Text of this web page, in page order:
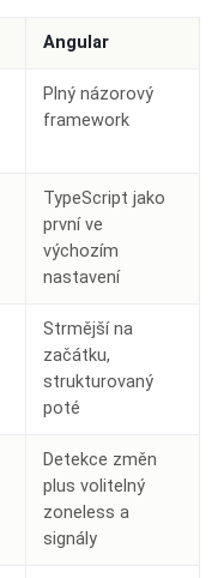
Angular
Plný názorový
framework
TypeScript jako
první ve
výchozím
nastavení
Strmější na
začátku,
strukturovaný
poté
Detekce změn
plus volitelný
zoneless a
signály